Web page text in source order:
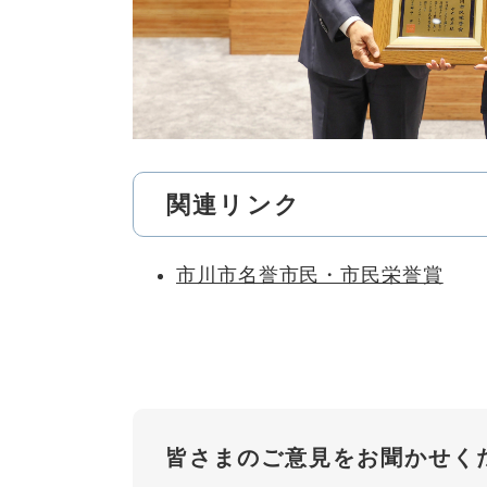
関連リンク
市川市名誉市民・市民栄誉賞
皆さまのご意見をお聞かせく